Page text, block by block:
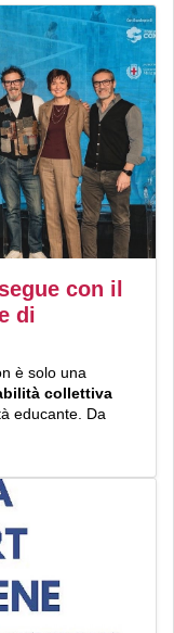
con il
di
è solo una
collettiva
educante. Da